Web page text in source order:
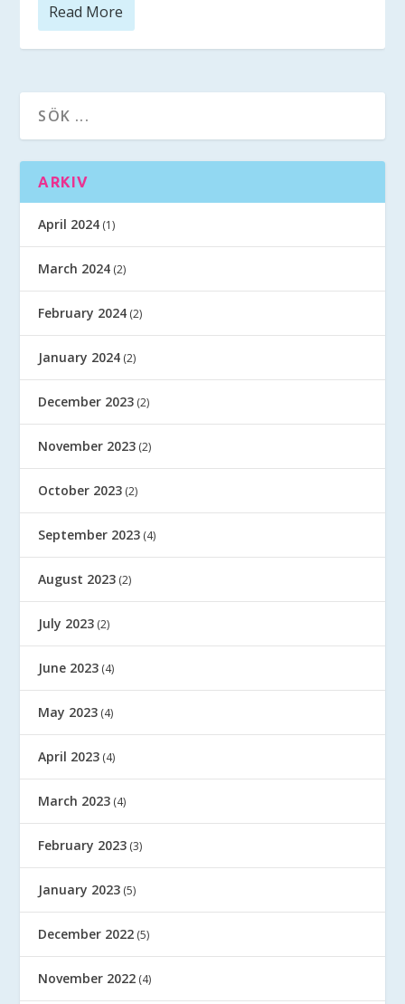
Read More
ARKIV
April 2024 (1)
March 2024 (2)
February 2024 (2)
January 2024 (2)
December 2023 (2)
November 2023 (2)
October 2023 (2)
September 2023 (4)
August 2023 (2)
July 2023 (2)
June 2023 (4)
May 2023 (4)
April 2023 (4)
March 2023 (4)
February 2023 (3)
January 2023 (5)
December 2022 (5)
November 2022 (4)